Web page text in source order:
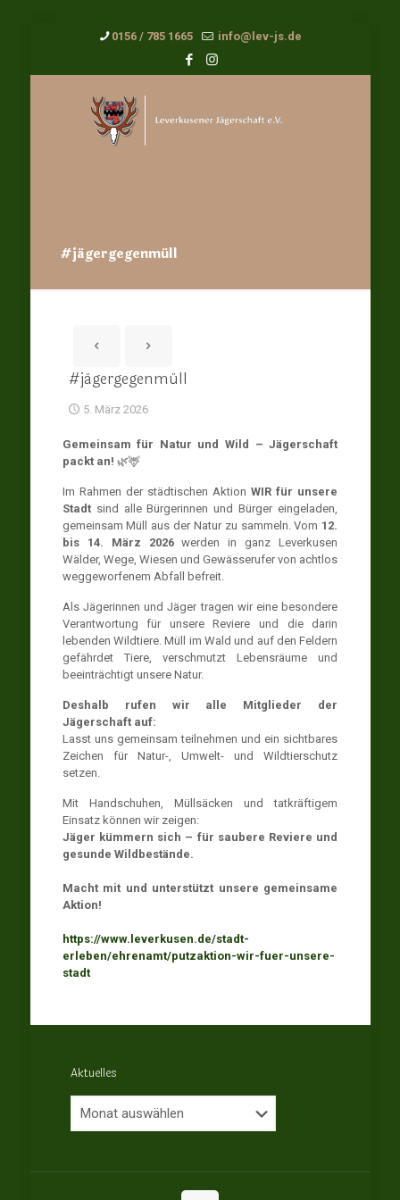
0156 / 785 1665 info@lev-js.de
#jägergegenmüll
#jägergegenmüll
5. März 2026
Gemeinsam für Natur und Wild – Jägerschaft
packt an! 🌿🦌
Im Rahmen der städtischen AktionWIR für unsere
Stadtsind alle Bürgerinnen und Bürger eingeladen,
gemeinsam Müll aus der Natur zu sammeln. Vom 12.
bis 14. März 2026werden in ganz Leverkusen
Wälder, Wege, Wiesen und Gewässerufer von achtlos
weggeworfenem Abfall befreit.
Als Jägerinnen und Jäger tragen wir eine besondere
Verantwortung für unsere Reviere und die darin
lebenden Wildtiere. Müll im Wald und auf den Feldern
gefährdet Tiere, verschmutzt Lebensräume und
beeinträchtigt unsere Natur.
Deshalb rufen wir alle Mitglieder der
Jägerschaft auf:
Lasst uns gemeinsam teilnehmen und ein sichtbares
Zeichen für Natur-, Umwelt- und Wildtierschutz
setzen.
Mit Handschuhen, Müllsäcken und tatkräftigem
Einsatz können wir zeigen:
Jäger kümmern sich – für saubere Reviere und
gesunde Wildbestände.
Macht mit und unterstützt unsere gemeinsame
Aktion!
https://www.leverkusen.de/stadt-
erleben/ehrenamt/putzaktion-wir-fuer-unsere-
stadt
Aktuelles